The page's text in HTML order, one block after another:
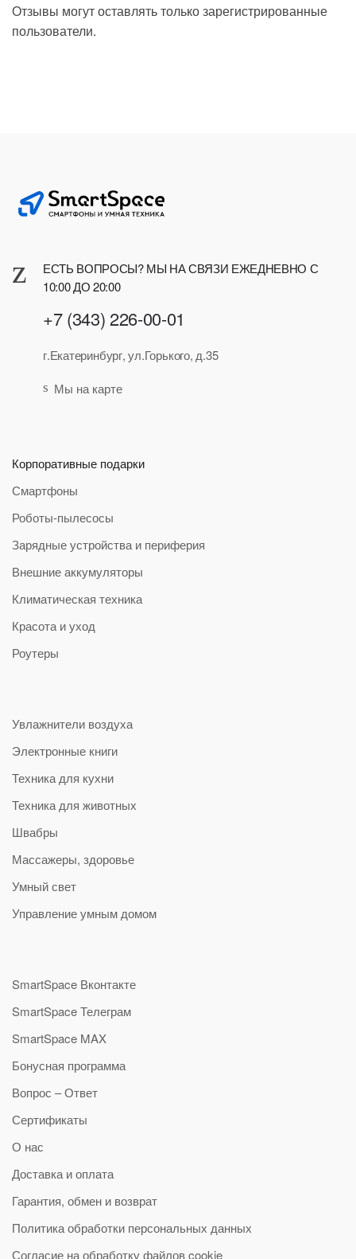
Отзывы могут оставлять только зарегистрированные
пользователи.
ЕСТЬ ВОПРОСЫ? МЫ НА СВЯЗИ ЕЖЕДНЕВНО С
10:00 ДО 20:00
+7 (343) 226-00-01
г.Екатеринбург, ул.Горького, д.35
Мы на карте
Корпоративные подарки
Смартфоны
Роботы-пылесосы
Зарядные устройства и периферия
Внешние аккумуляторы
Климатическая техника
Красота и уход
Роутеры
Увлажнители воздуха
Электронные книги
Техника для кухни
Техника для животных
Швабры
Массажеры, здоровье
Умный свет
Управление умным домом
SmartSpace Вконтакте
SmartSpace Телеграм
SmartSpace MAX
Бонусная программа
Вопрос – Ответ
Сертификаты
О нас
Доставка и оплата
Гарантия, обмен и возврат
Политика обработки персональных данных
Согласие на обработку файлов cookie